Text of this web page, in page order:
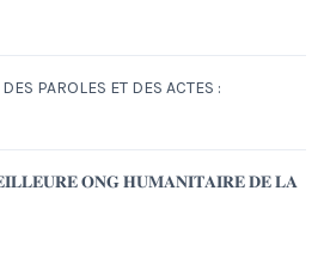
PAROLES ET DES ACTES :
𝐎𝐍𝐆 𝐇𝐔𝐌𝐀𝐍𝐈𝐓𝐀𝐈𝐑𝐄 𝐃𝐄 𝐋𝐀